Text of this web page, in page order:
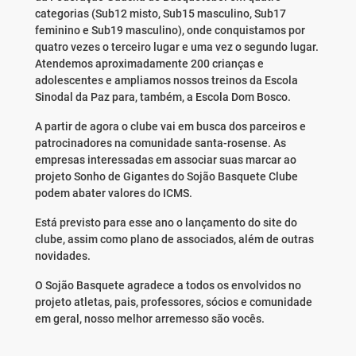
categorias (Sub12 misto, Sub15 masculino, Sub17
feminino e Sub19 masculino), onde conquistamos por
quatro vezes o terceiro lugar e uma vez o segundo lugar.
Atendemos aproximadamente 200 crianças e
adolescentes e ampliamos nossos treinos da Escola
Sinodal da Paz para, também, a Escola Dom Bosco.
A partir de agora o clube vai em busca dos parceiros e
patrocinadores na comunidade santa-rosense. As
empresas interessadas em associar suas marcar ao
projeto Sonho de Gigantes do Sojão Basquete Clube
podem abater valores do ICMS.
Está previsto para esse ano o lançamento do site do
clube, assim como plano de associados, além de outras
novidades.
O Sojão Basquete agradece a todos os envolvidos no
projeto atletas, pais, professores, sócios e comunidade
em geral, nosso melhor arremesso são vocês.